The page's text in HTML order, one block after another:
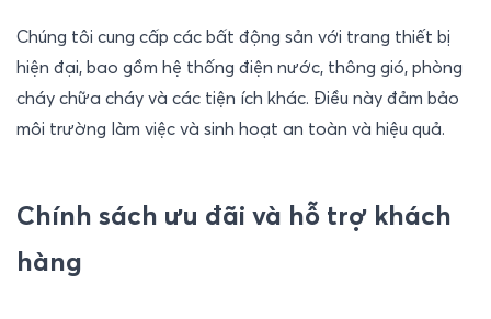
Chúng tôi cung cấp các bất động sản với trang thiết bị
hiện đại, bao gồm hệ thống điện nước, thông gió, phòng
cháy chữa cháy và các tiện ích khác. Điều này đảm bảo
môi trường làm việc và sinh hoạt an toàn và hiệu quả.
Chính sách ưu đãi và hỗ trợ khách
hàng